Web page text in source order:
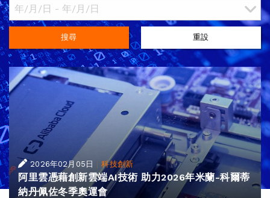
搜尋 重設
2026年02月05日 |科技創新
阿里雲憑藉創新雲端AI技術 助力2026年米蘭-科爾蒂
納丹佩佐冬季奧運會